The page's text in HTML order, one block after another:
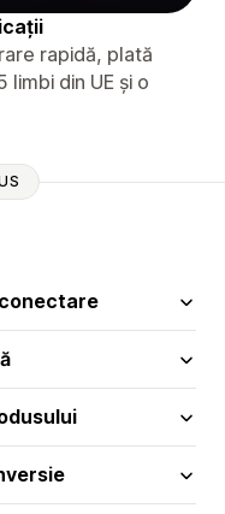
rapidă, plată
din UE și o